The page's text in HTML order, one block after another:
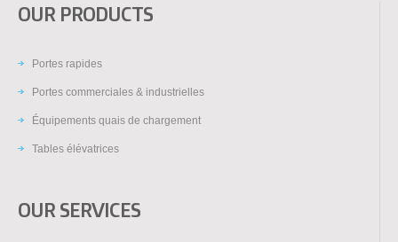
OUR PRODUCTS
Portes rapides
Portes commerciales & industrielles
Équipements quais de chargement
Tables élévatrices
OUR SERVICES